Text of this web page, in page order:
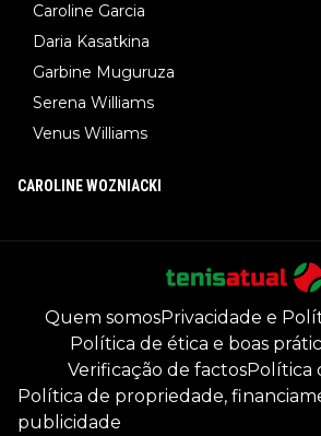
Caroline Garcia
Daria Kasatkina
Garbine Muguruza
Serena Williams
Venus Williams
CAROLINE WOZNIACKI
Quem somosPrivacidade e
Política de ética e boas
Verificação de factosPolítica
Política de propriedade,
publicidade